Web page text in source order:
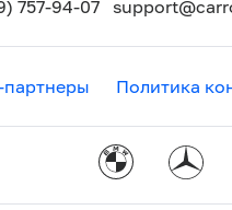
757-94-07
Политика